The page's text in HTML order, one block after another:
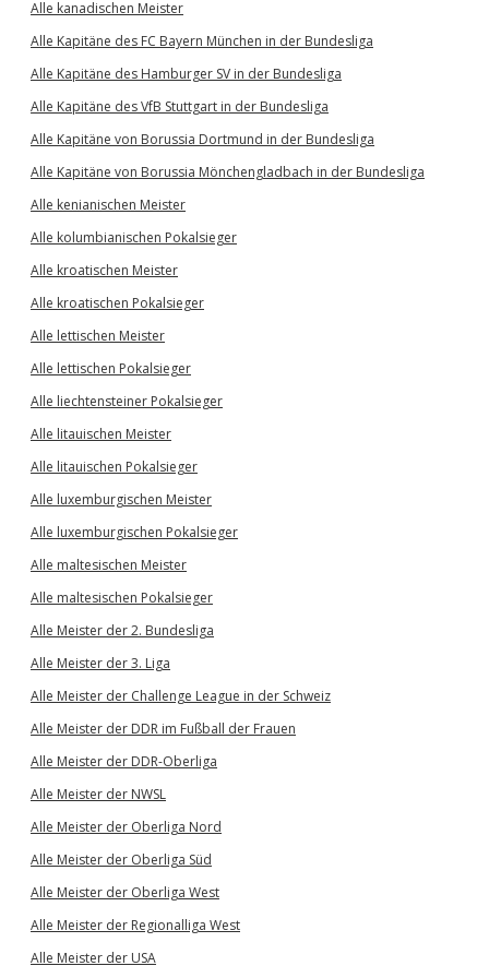
Alle kanadischen Meister
Alle Kapitäne des FC Bayern München in der Bundesliga
Alle Kapitäne des Hamburger SV in der Bundesliga
Alle Kapitäne des VfB Stuttgart in der Bundesliga
Alle Kapitäne von Borussia Dortmund in der Bundesliga
Alle Kapitäne von Borussia Mönchengladbach in der Bundesliga
Alle kenianischen Meister
Alle kolumbianischen Pokalsieger
Alle kroatischen Meister
Alle kroatischen Pokalsieger
Alle lettischen Meister
Alle lettischen Pokalsieger
Alle liechtensteiner Pokalsieger
Alle litauischen Meister
Alle litauischen Pokalsieger
Alle luxemburgischen Meister
Alle luxemburgischen Pokalsieger
Alle maltesischen Meister
Alle maltesischen Pokalsieger
Alle Meister der 2. Bundesliga
Alle Meister der 3. Liga
Alle Meister der Challenge League in der Schweiz
Alle Meister der DDR im Fußball der Frauen
Alle Meister der DDR-Oberliga
Alle Meister der NWSL
Alle Meister der Oberliga Nord
Alle Meister der Oberliga Süd
Alle Meister der Oberliga West
Alle Meister der Regionalliga West
Alle Meister der USA